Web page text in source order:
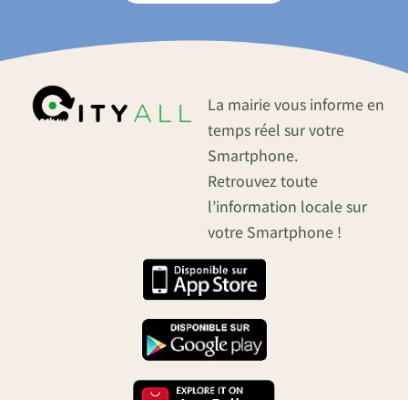
La mairie vous informe en
temps réel sur votre
Smartphone.
Retrouvez toute
l’information locale sur
votre Smartphone !